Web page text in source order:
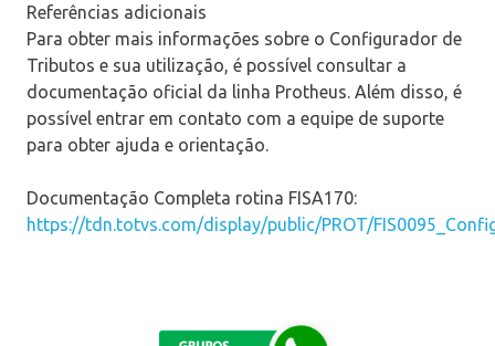
Referências adicionais
Para obter mais informações sobre o Configurador de
Tributos e sua utilização, é possível consultar a
documentação oficial da linha Protheus. Além disso, é
possível entrar em contato com a equipe de suporte
para obter ajuda e orientação.
Documentação Completa rotina FISA170:
https://tdn.totvs.com/display/public/PROT/